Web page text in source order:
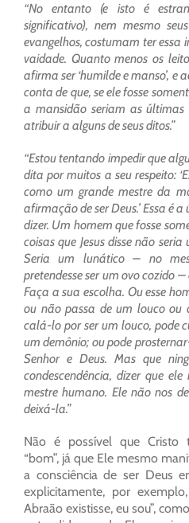
“No entanto (e isto é
significativo), nem mesmo
evangelhos, costumam ter essa
vaidade. Quanto menos os
afirma ser ‘humilde e manso’, e
conta de que, se ele fosse
a mansidão seriam as últimas
atribuir a alguns de seus ditos.”
“Estou tentando impedir que
dita por muitos a seu respeito:
como um grande mestre da
afirmação de ser Deus.’ Essa é
dizer. Um homem que fosse
coisas que Jesus disse não
Seria um lunático – no
pretendesse ser um ovo cozido
Faça a sua escolha. Ou esse
ou não passa de um louco ou
calá-lo por ser um louco, pode
um demônio; ou pode
Senhor e Deus. Mas que
condescendência, dizer que
mestre humano. Ele não nos
deixá-la.”
Não é possível que Cristo
“bom”, já que Ele mesmo
a consciência de ser Deus
explicitamente, por
Abraão existisse, eu sou”,